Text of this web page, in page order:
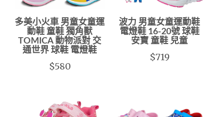
多美小火車 男童女童運
動鞋 童鞋 獨角獸
TOMICA 動物派對 交
通世界 球鞋 電燈鞋
$580
波力 男童女童運動鞋
電燈鞋 16-20號 球鞋
安寶 童鞋 兒童
$719